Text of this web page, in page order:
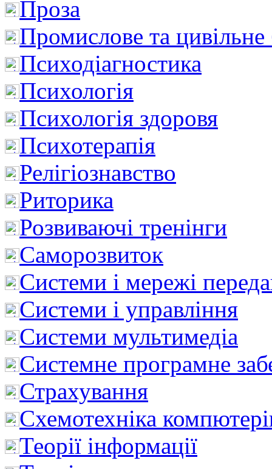
Проза
Промислове та цивільне
Психодіагностика
Психологія
Психологія здоровя
Психотерапія
Релігіознавство
Риторика
Розвиваючі тренінги
Саморозвиток
Системи і мережі
Системи і управління
Системи мультимедіа
Системне програмне
Страхування
Схемотехніка
Теорії інформації